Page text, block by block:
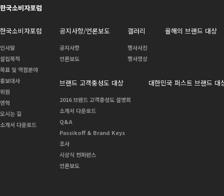
한국소비자포럼
한국소비자포럼
인사말
설립목적
목표 및 역점분야
홍보대사
위원
연혁
오시는 길
소개서 다운로드
공지사항/언론보도
공지사항
언론보도
갤러리
행사사진
행사영상
올해의 브랜드 대상
브랜드 고객충성도 대상
2016 브랜드 고객충성도 설명회
소개서 다운로드
Q&A
Passikoff & Brand Keys
조사
시상식 컨퍼런스
언론보도
대한민국 퍼스트 브랜드 대